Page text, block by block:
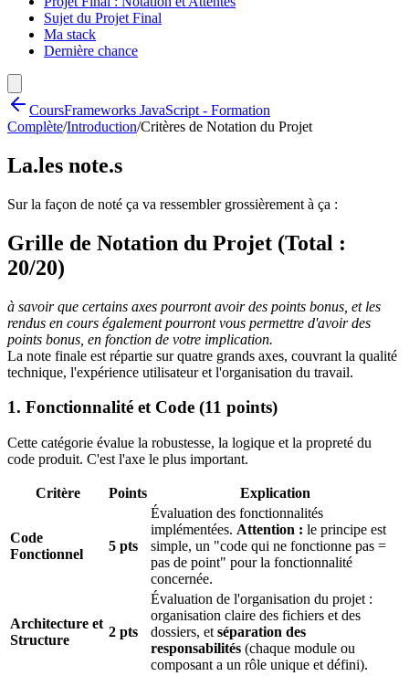
Sujet du Projet Final
Ma stack
Dernière chance
CoursFrameworks JavaScript - Formation
Complète/Introduction/Critères de Notation du Projet
La.les note.s
Sur la façon de noté ça va ressembler grossièrement à ça :
Grille de Notation du Projet (Total :
20/20)
à savoir que certains axes pourront avoir des points bonus, et les
rendus en cours également pourront vous permettre d'avoir des
points bonus, en fonction de votre implication.
La note finale est répartie sur quatre grands axes, couvrant la qualité
technique, l'expérience utilisateur et l'organisation du travail.
1. Fonctionnalité et Code (11 points)
Cette catégorie évalue la robustesse, la logique et la propreté du
code produit. C'est l'axe le plus important.
Critère Points Explication
Code
Fonctionnel
5 pts
Évaluation des fonctionnalités
implémentées. Attention : le principe est
simple, un "code qui ne fonctionne pas =
pas de point" pour la fonctionnalité
concernée.
Architecture et
Structure
2 pts
Évaluation de l'organisation du projet :
organisation claire des fichiers et des
dossiers, et séparation des
responsabilités (chaque module ou
composant a un rôle unique et défini).